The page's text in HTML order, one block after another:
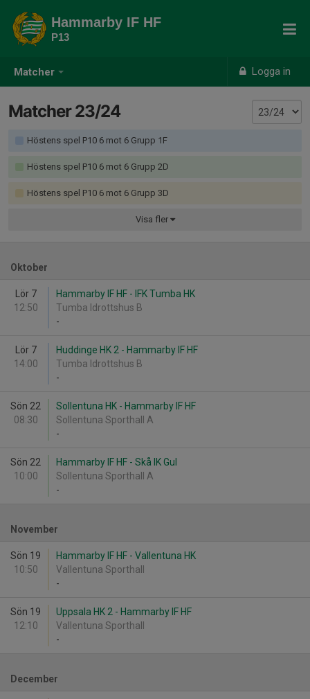
Matcher Logga in
Hammarby IF HF
P13
Matcher 23/24
Höstens spel P10 6 mot 6 Grupp 1F
Höstens spel P10 6 mot 6 Grupp 2D
Höstens spel P10 6 mot 6 Grupp 3D
Visa fler
Oktober
Lör 7
12:50
Hammarby IF HF - IFK Tumba HK
Tumba Idrottshus B
-
Lör 7
14:00
Huddinge HK 2 - Hammarby IF HF
Tumba Idrottshus B
-
Sön 22
08:30
Sollentuna HK - Hammarby IF HF
Sollentuna Sporthall A
-
Sön 22
10:00
Hammarby IF HF - Skå IK Gul
Sollentuna Sporthall A
-
November
Sön 19
10:50
Hammarby IF HF - Vallentuna HK
Vallentuna Sporthall
-
Sön 19
12:10
Uppsala HK 2 - Hammarby IF HF
Vallentuna Sporthall
-
December